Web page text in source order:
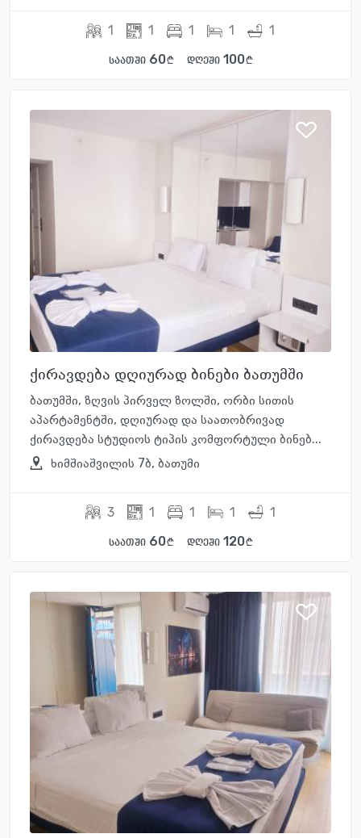
1 1 1 1 1
საათში 60 დღეში 100
ქირავდება დღიურად ბინები ბათუმში
ბათუმში, ზღვის პირველ ზოლში, ორბი სითის
აპარტამენტში, დღიურად და საათობრივად
ქირავდება სტუდიოს ტიპის კომფორტული ბინებ...
ხიმშიაშვილის 7ბ, ბათუმი
3 1 1 1 1
საათში 60 დღეში 120